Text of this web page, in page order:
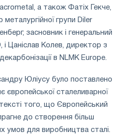
а також Фатіх Гекче,
групи Diler
засновник і генеральний
Цаніслав Колев, директор з
в NLMK Europe.
Юліусу було поставлено
європейської сталеливарної
того, що Європейський
до створення більш
умов для виробництва сталі.